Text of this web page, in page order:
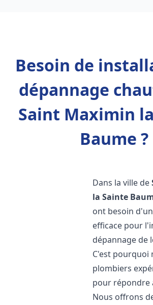
Besoin de
dépannage
Saint Maximin
Baume ?
Dans la ville de
la Sainte
ont besoin
efficace pour
dépannage de
C'est pourquoi
plombiers
pour répondre
Nous offrons